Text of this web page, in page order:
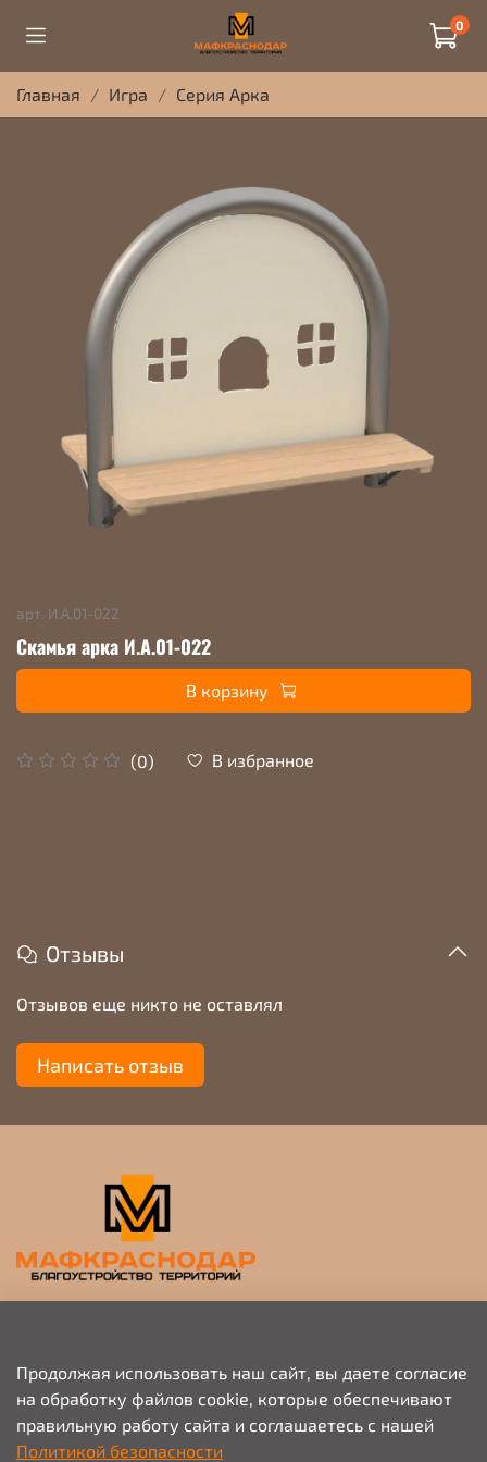
0
Главная Игра Серия Арка
арт. И.А.01-022
Скамья арка И.А.01-022
(0) В избранное
В корзину
Отзывы
Отзывов еще никто не оставлял
Написать отзыв
+79676703333
info@mafkrasnodar.ru
Продолжая использовать наш сайт, вы даете согласие
на обработку файлов cookie, которые обеспечивают
правильную работу сайта и соглашаетесь с нашей
Политикой безопасности